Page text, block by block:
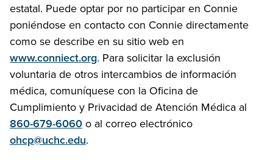
estatal. Puede optar por no participar en Connie
poniéndose en contacto con Connie directamente
como se describe en su sitio web en
www.conniect.org. Para solicitar la exclusión
voluntaria de otros intercambios de información
médica, comuníquese con la Oficina de
Cumplimiento y Privacidad de Atención Médica al
860-679-6060 o al correo electrónico
ohcp@uchc.edu.